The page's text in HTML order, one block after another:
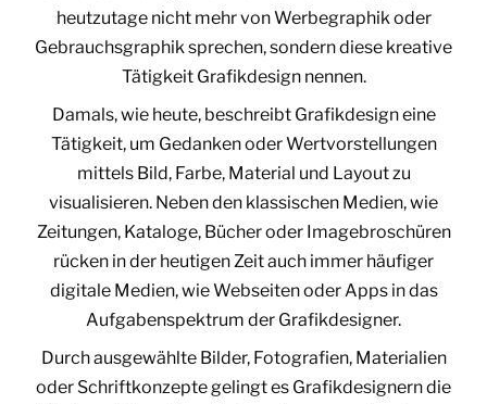
heutzutage nicht mehr von Werbegraphik oder
Gebrauchsgraphik sprechen, sondern diese kreative
Tätigkeit Grafikdesign nennen.
Damals, wie heute, beschreibt Grafikdesign eine
Tätigkeit, um Gedanken oder Wertvorstellungen
mittels Bild, Farbe, Material und Layout zu
visualisieren. Neben den klassischen Medien, wie
Zeitungen, Kataloge, Bücher oder Imagebroschüren
rücken in der heutigen Zeit auch immer häufiger
digitale Medien, wie Webseiten oder Apps in das
Aufgabenspektrum der Grafikdesigner.
Durch ausgewählte Bilder, Fotografien, Materialien
oder Schriftkonzepte gelingt es Grafikdesignern die